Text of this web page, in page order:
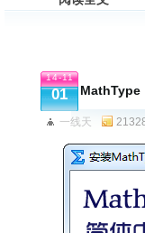
14-11
01 MathType
一线天